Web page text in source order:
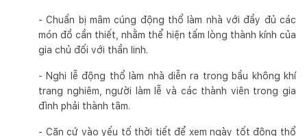
- Chuẩn bị mâm cúng động thổ làm nhà với đầy đủ các
món đồ cần thiết, nhằm thể hiện tấm lòng thành kính của
gia chủ đối với thần linh.
- Nghi lễ động thổ làm nhà diễn ra trong bầu không khí
trang nghiêm, người làm lễ và các thành viên trong gia
đình phải thành tâm.
- Căn cứ vào yếu tố thời tiết để xem ngày tốt động thổ